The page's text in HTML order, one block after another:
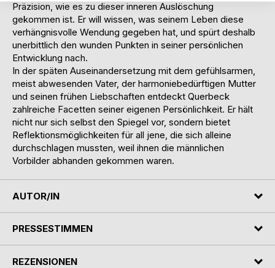
Präzision, wie es zu dieser inneren Auslöschung
gekommen ist. Er will wissen, was seinem Leben diese
verhängnisvolle Wendung gegeben hat, und spürt deshalb
unerbittlich den wunden Punkten in seiner persönlichen
Entwicklung nach.
In der späten Auseinandersetzung mit dem gefühlsarmen,
meist abwesenden Vater, der harmoniebedürftigen Mutter
und seinen frühen Liebschaften entdeckt Querbeck
zahlreiche Facetten seiner eigenen Persönlichkeit. Er hält
nicht nur sich selbst den Spiegel vor, sondern bietet
Reflektionsmöglichkeiten für all jene, die sich alleine
durchschlagen mussten, weil ihnen die männlichen
Vorbilder abhanden gekommen waren.
AUTOR/IN
PRESSESTIMMEN
REZENSIONEN